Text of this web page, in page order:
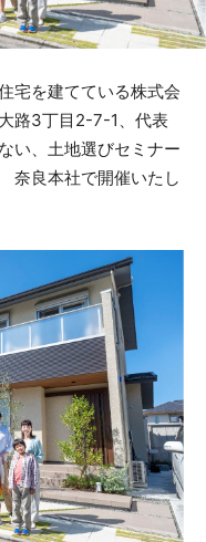
宅を建てている株式会
路3丁目2-7-1、代表
い、土地選びセミナー
奈良本社で開催いたし